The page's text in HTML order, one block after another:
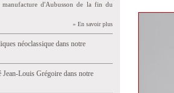
manufacture d'Aubusson de la fin du
» En savoir plus
néoclassique dans notre
Louis Grégoire dans notre